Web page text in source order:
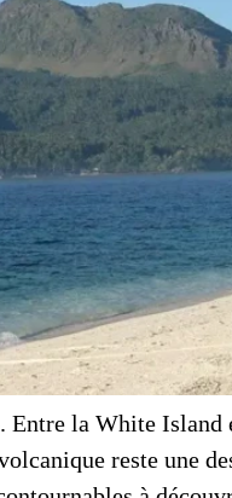
la White Island
reste une